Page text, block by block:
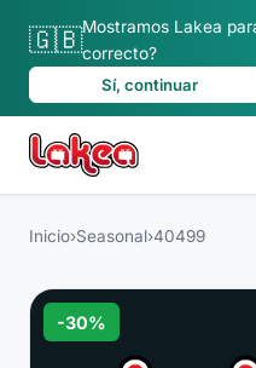
🇬🇧Mostramos Lakea
correcto?
Sí, continuar
Inicio›Seasonal›40499
-30%